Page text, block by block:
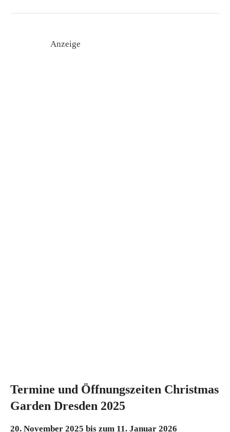
Anzeige
Termine und Öffnungszeiten Christmas
Garden Dresden 2025
20. November 2025 bis zum 11. Januar 2026